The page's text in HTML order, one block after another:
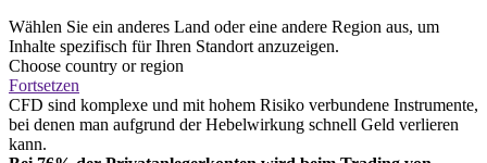
Wählen Sie ein anderes Land oder eine andere Region aus, um
Inhalte spezifisch für Ihren Standort anzuzeigen.
Choose country or region
Fortsetzen
CFD sind komplexe und mit hohem Risiko verbundene Instrumente,
bei denen man aufgrund der Hebelwirkung schnell Geld verlieren
kann.